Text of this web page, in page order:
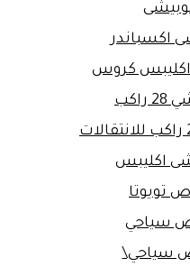
اكسباندر
اكليبس كروس
اكليبس
تويوتا
سياحي
سياحي\